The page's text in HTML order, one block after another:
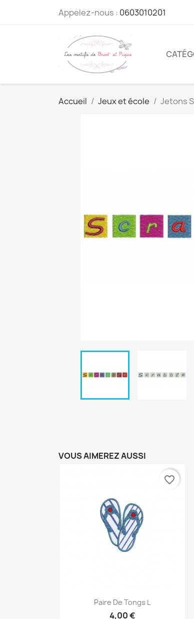
Appelez-nous : 0603010201
Accueil Jeux et école Jetons
VOUS AIMEREZ AUSSI
Aperçu rapide
Paire De Tongs L
4,00 €
favorite_border